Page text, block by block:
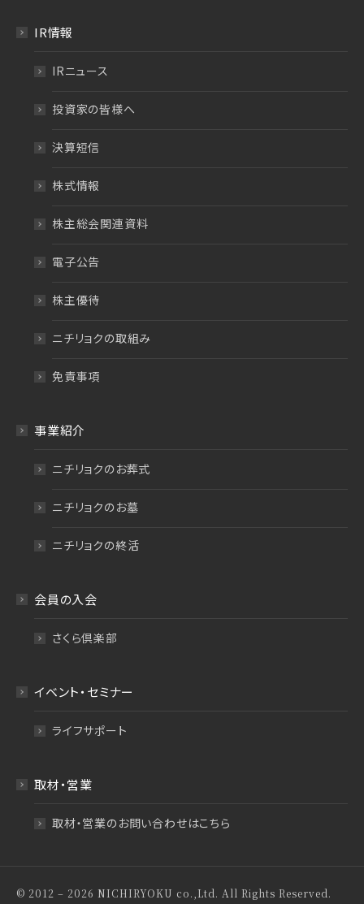
IR情報
IRニュース
投資家の皆様へ
決算短信
株式情報
株主総会関連資料
電子公告
株主優待
ニチリョクの取組み
免責事項
事業紹介
ニチリョクのお葬式
ニチリョクのお墓
ニチリョクの終活
会員の入会
さくら倶楽部
イベント・セミナー
ライフサポート
取材・営業
取材・営業のお問い合わせはこちら
© 2012 – 2026 NICHIRYOKU co.,Ltd. All Rights Reserved.